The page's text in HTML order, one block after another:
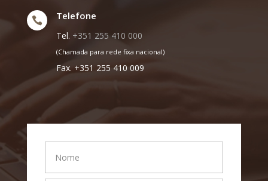
 Telefone
Tel. +351 255 410 000
(Chamada para rede fixa nacional)
Fax. +351 255 410 009